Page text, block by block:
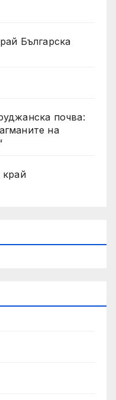
Българска
почва:
на
край